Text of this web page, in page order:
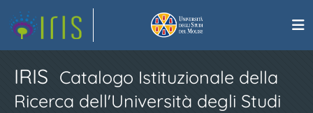
IRIS Catalogo Istituzionale della
Ricerca dell'Università degli Studi